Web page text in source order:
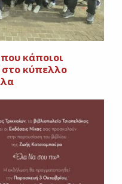
κάποιοι
στο κύπελλο